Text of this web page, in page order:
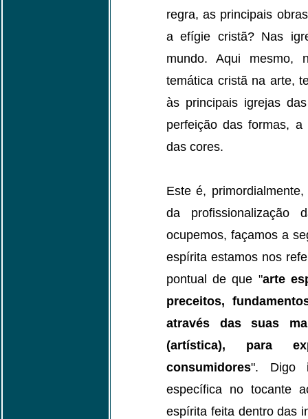
regra, as principais
a efígie cristã? Nas
mundo. Aqui mesmo,
temática cristã na arte,
às principais igrejas
perfeição das formas,
das cores.
Este é,
da
ocupemos, façamos a
espírita estamos nos
pontual de que "arte
preceitos,
através das suas
(artística), para
consumidores". Digo
específica no tocante
espírita feita dentro das